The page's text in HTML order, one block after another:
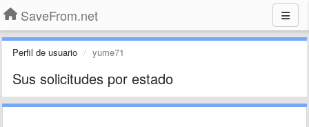
SaveFrom.net
Perfil de usuario yume71
Sus solicitudes por estado